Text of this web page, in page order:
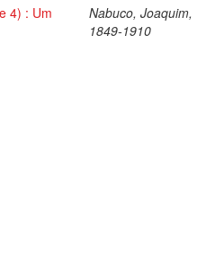
4) : Um
Nabuco, Joaquim,
1849-1910